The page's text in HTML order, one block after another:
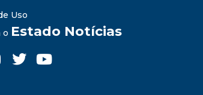
Uso
o Estado Notícias